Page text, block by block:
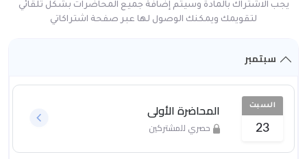
يجب الاشتراك بالمادة وسيتم إضافة جميع المحاضرات بشكل تلقائي
لتقويمك ويمكنك الوصول لها عبر صفحة اشتراكاتي
سبتمبر
السبت
23
المحاضرة الأولى
حصري للمشتركين